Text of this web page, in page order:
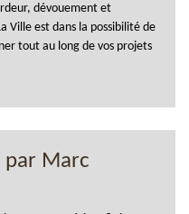
dévouement et
Ville est dans la possibilité de
tout au long de vos projets
par Marc